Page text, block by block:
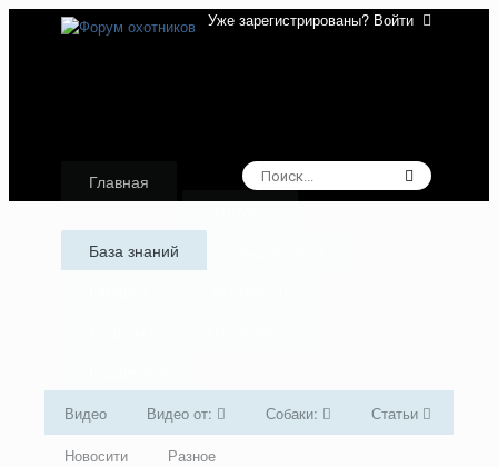
Уже зарегистрированы? Войти
Главная
База знаний
Видео Видео от: Собаки:
Статьи
Новосити
Разное